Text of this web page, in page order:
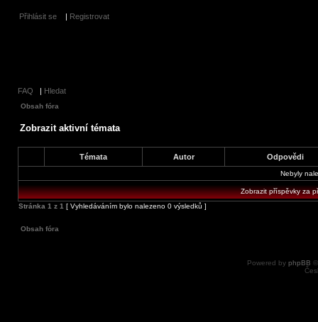
Přihlásit se | Registrovat
FAQ | Hledat
Obsah fóra
Zobrazit aktivní témata
Témata Autor Odpovědi
Nebyly
Zobrazit příspěvky za
Stránka 1 z 1 [ Vyhledáváním bylo nalezeno 0 výsledků ]
Obsah fóra
Powered by phpBB